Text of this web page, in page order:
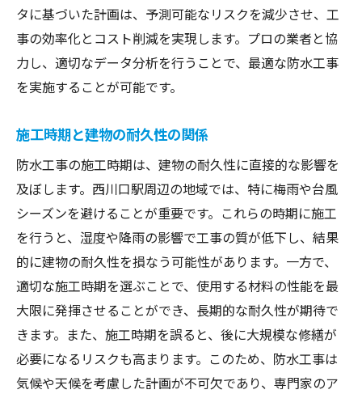
実績から得る防水工事の新たな知見
防水工事をスムーズに進めるための準備とタイ
ミング
施工前の詳細な計画立案と確認項目
資材調達と天候予測のスケジュール調整
施工中の天候変化への対応準備
効率的な施工プロセスのためのチームワー
ク
西川口駅周辺での施工における地域特性の
理解
メンテナンスコストを抑えるための防水工事計
画
長期的なコスト削減を実現する施工計画
防水工事による建物価値の維持と向上
タに基づいた計画は、予測可能なリスクを減少させ、工
事の効率化とコスト削減を実現します。プロの業者と協
力し、適切なデータ分析を行うことで、最適な防水工事
を実施することが可能です。
施工時期と建物の耐久性の関係
防水工事の施工時期は、建物の耐久性に直接的な影響を
及ぼします。西川口駅周辺の地域では、特に梅雨や台風
シーズンを避けることが重要です。これらの時期に施工
を行うと、湿度や降雨の影響で工事の質が低下し、結果
的に建物の耐久性を損なう可能性があります。一方で、
適切な施工時期を選ぶことで、使用する材料の性能を最
大限に発揮させることができ、長期的な耐久性が期待で
きます。また、施工時期を誤ると、後に大規模な修繕が
必要になるリスクも高まります。このため、防水工事は
気候や天候を考慮した計画が不可欠であり、専門家のア